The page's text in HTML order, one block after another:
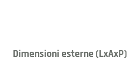
Dimensioni esterne (LxAxP)